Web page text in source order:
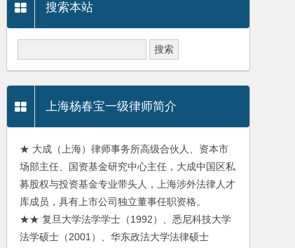
搜索本站
上海杨春宝一级律师简介
★ 大成（上海）律师事务所高级合伙人、资本市
场部主任、国资基金研究中心主任，大成中国区私
募股权与投资基金专业带头人，上海涉外法律人才
库成员，具有上市公司独立董事任职资格。
★★ 复旦大学法学学士（1992）、悉尼科技大学
法学硕士（2001）、华东政法大学法律硕士